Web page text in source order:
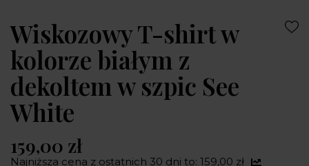
Wiskozowy T-shirt w
kolorze białym z
dekoltem w szpic See
White
159,00 zł
Najniższa cena z ostatnich 30 dni to: 159,00 zł